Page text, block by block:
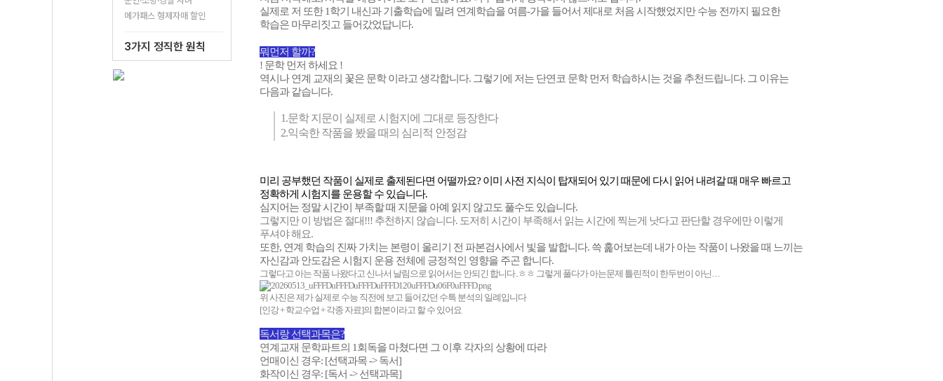
메가패스 형제자매 할인
3가지 정직한 원칙
실제로 저 또한 1학기 내신과 기출학습에 밀려 연계학습을 여름-가을 들어서 제대로 처음 시작했었지만 수능 전까지 필요한
학습은 마무리짓고 들어갔었답니다.
뭐먼저 할까?
! 문학 먼저 하세요 !
역시나 연계 교재의 꽃은 문학 이라고 생각합니다. 그렇기에 저는 단연코 문학 먼저 학습하시는 것을 추천드립니다. 그 이유는
다음과 같습니다.
1.문학 지문이 실제로 시험지에 그대로 등장한다
2.익숙한 작품을 봤을 때의 심리적 안정감
미리 공부했던 작품이 실제로 출제된다면 어떨까요? 이미 사전 지식이 탑재되어 있기 때문에 다시 읽어 내려갈 때 매우 빠르고
정확하게 시험지를 운용할 수 있습니다.
심지어는 정말 시간이 부족할 때 지문을 아예 읽지 않고도 풀수도 있습니다.
그렇지만 이 방법은 절대!!! 추천하지 않습니다. 도저히 시간이 부족해서 읽는 시간에 찍는게 낫다고 판단할 경우에만 이렇게
푸셔야 해요.
또한, 연계 학습의 진짜 가치는 본령이 울리기 전 파본검사에서 빛을 발합니다. 쓱 훑어보는데 내가 아는 작품이 나왔을 때 느끼는
자신감과 안도감은 시험지 운용 전체에 긍정적인 영향을 주곤 합니다.
그렇다고 아는 작품 나왔다고 신나서 날림으로 읽어서는 안되긴 합니다..ㅎㅎ 그렇게 풀다가 아는문제 틀린적이 한두번이 아닌…
위 사진은 제가 실제로 수능 직전에 보고 들어갔던 수특 분석의 일례입니다
[인강 + 학교수업 + 각종 자료]의 합본이라고 할 수 있어요
독서랑 선택과목은?
연계교재 문학파트의 1회독을 마쳤다면 그 이후 각자의 상황에 따라
언매이신 경우: [선택과목 -> 독서]
화작이신 경우: [독서 -> 선택과목]